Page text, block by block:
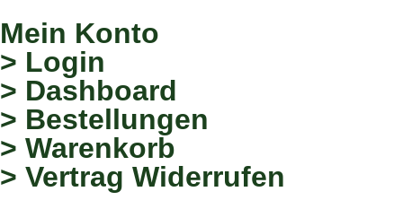
Mein Konto
> Login
> Dashboard
> Bestellungen
> Warenkorb
> Vertrag Widerrufen